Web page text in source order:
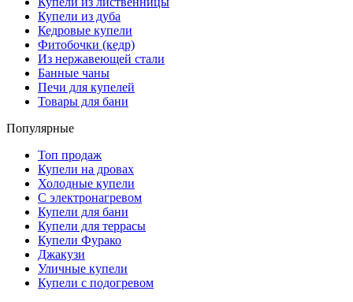
Купели из дуба
Кедровые купели
Фитобочки (кедр)
Из нержавеющей стали
Банные чаны
Печи для купелей
Товары для бани
Популярные
Топ продаж
Купели на дровах
Холодные купели
С электронагревом
Купели для бани
Купели для террасы
Купели Фурако
Джакузи
Уличные купели
Купели с подогревом